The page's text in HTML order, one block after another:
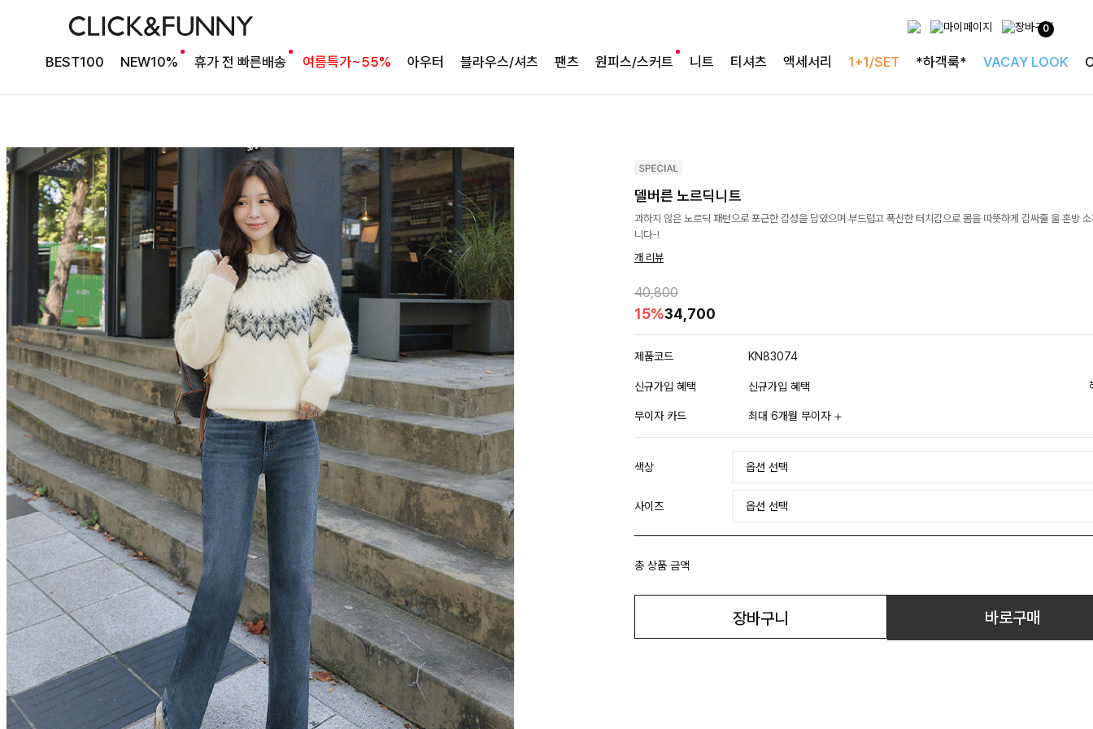
0
BEST100 NEW10% 휴가 전 빠른배송 여름특가~55% 아우터 블라우스/셔츠 팬츠 원피스/스커트 니트 티셔츠 액세서리 1+1/SET *하객룩* VACAY LOOK
델버른 노르딕니트
과하지 않은 노르딕 패턴으로 포근한 감성을 담았으며 부드럽고 폭신한 터치감으로 몸을 따뜻하게 감싸줄 울 혼방
니다-!
개 리뷰
40,800
15%34,700
제품코드 KN83074
신규가입 혜택 신규가입 혜택
무이자 카드 최대 6개월 무이자
색상
사이즈
총 상품 금액
장바구니 바로구매